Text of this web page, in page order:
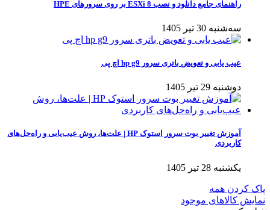
راهنمای جامع دانلود و نصب ESXi 8 بر روی سرورهای HPE
سه‌شنبه 30 تیر 1405
عیب یابی و تعویض باتری سرور hp g9 اچ پی
دوشنبه 29 تیر 1405
آموزش تغییر بوت سرور استوک HP | علت‌ها، روش عیب‌یابی و راه‌حل‌های
کاربردی
یکشنبه 28 تیر 1405
پاک کردن همه
نمایش کالاهای موجود